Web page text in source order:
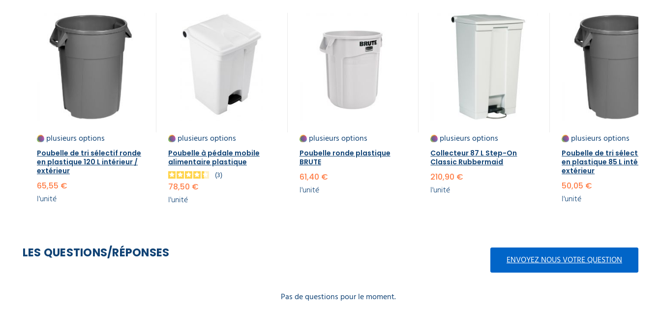
plusieurs options
Poubelle de tri sélectif ronde
en plastique 120 L intérieur /
extérieur
65,55 €
l'unité
plusieurs options
Poubelle à pédale mobile
alimentaire plastique
3
78,50 €
l'unité
plusieurs options
Poubelle ronde plastique
BRUTE
61,40 €
l'unité
plusieurs options
Collecteur 87 L Step-On
Classic Rubbermaid
210,90 €
l'unité
plusieurs options
Poubelle de tri sélectif
en plastique 85 L intérieur /
extérieur
50,05 €
l'unité
LES QUESTIONS/RÉPONSES ENVOYEZ NOUS VOTRE QUESTION
Pas de questions pour le moment.